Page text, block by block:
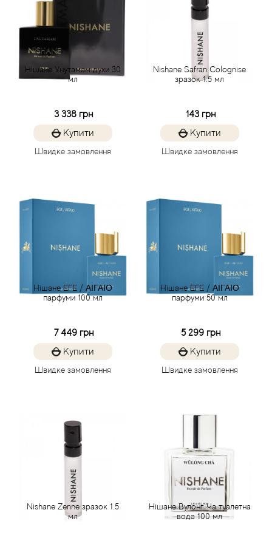
Нішане Унутамам духи 30
мл
3 338 грн
Купити
Швидке замовлення
Nishane Safran Colognise
зразок 1.5 мл
143 грн
Купити
Швидке замовлення
Нішане ЕГЕ / ΑΙΓΑΙΟ
парфуми 100 мл
7 449 грн
Купити
Швидке замовлення
Нішане ЕГЕ / ΑΙΓΑΙΟ
парфуми 50 мл
5 299 грн
Купити
Швидке замовлення
Nishane Zenne зразок 1.5
мл
Нішане Вулонг Ча туалетна
вода 100 мл
Angel Schlesser
Anima Mundi
Anna Sui
Annayake
Anne Fontaine
Antonia's Flowers
Antonio Banderas
Antonio Visconti
Arabesque Perfumes
Ariana Grande
Armand Basi